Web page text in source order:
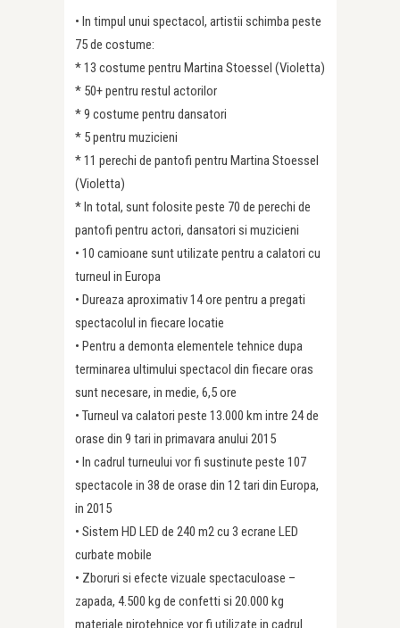
• In timpul unui spectacol, artistii schimba peste
75 de costume:
* 13 costume pentru Martina Stoessel (Violetta)
* 50+ pentru restul actorilor
* 9 costume pentru dansatori
* 5 pentru muzicieni
* 11 perechi de pantofi pentru Martina Stoessel
(Violetta)
* In total, sunt folosite peste 70 de perechi de
pantofi pentru actori, dansatori si muzicieni
• 10 camioane sunt utilizate pentru a calatori cu
turneul in Europa
• Dureaza aproximativ 14 ore pentru a pregati
spectacolul in fiecare locatie
• Pentru a demonta elementele tehnice dupa
terminarea ultimului spectacol din fiecare oras
sunt necesare, in medie, 6,5 ore
• Turneul va calatori peste 13.000 km intre 24 de
orase din 9 tari in primavara anului 2015
• In cadrul turneului vor fi sustinute peste 107
spectacole in 38 de orase din 12 tari din Europa,
in 2015
• Sistem HD LED de 240 m2 cu 3 ecrane LED
curbate mobile
• Zboruri si efecte vizuale spectaculoase –
zapada, 4.500 kg de confetti si 20.000 kg
materiale pirotehnice vor fi utilizate in cadrul